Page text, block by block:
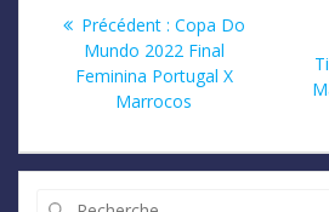
l’article
Précédent : Article
précédent
:
Copa Do
Mundo 2022 Final
Feminina Portugal X
Marrocos